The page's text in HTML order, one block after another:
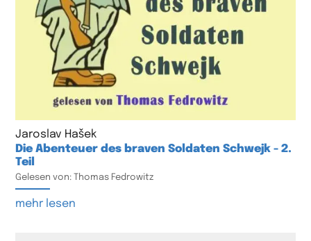
Jaroslav Hašek
Die Abenteuer des braven Soldaten Schwejk - 2.
Teil
Gelesen von: Thomas Fedrowitz
mehr lesen